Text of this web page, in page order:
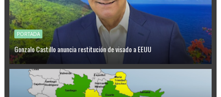
PORTADA
Gonzalo Castillo anuncia restitución de visado a EEUU